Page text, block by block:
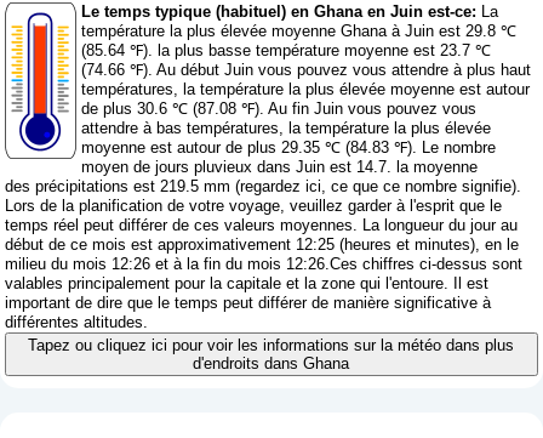
Le temps typique (habituel) en Ghana en Juin est-ce: La
température la plus élevée moyenne Ghana à Juin est 29.8 ℃
(85.64 ℉). la plus basse température moyenne est 23.7 ℃
(74.66 ℉). Au début Juin vous pouvez vous attendre à plus haut
températures, la température la plus élevée moyenne est autour
de plus 30.6 ℃ (87.08 ℉). Au fin Juin vous pouvez vous
attendre à bas températures, la température la plus élevée
moyenne est autour de plus 29.35 ℃ (84.83 ℉). Le nombre
moyen de jours pluvieux dans Juin est 14.7. la moyenne
des précipitations est 219.5 mm (regardez ici, ce que ce nombre signifie).
Lors de la planification de votre voyage, veuillez garder à l'esprit que le
temps réel peut différer de ces valeurs moyennes. La longueur du jour au
début de ce mois est approximativement 12:25 (heures et minutes), en le
milieu du mois 12:26 et à la fin du mois 12:26.Ces chiffres ci-dessus sont
valables principalement pour la capitale et la zone qui l'entoure. Il est
important de dire que le temps peut différer de manière significative à
différentes altitudes.
Tapez ou cliquez ici pour voir les informations sur la météo dans plus
d'endroits dans Ghana